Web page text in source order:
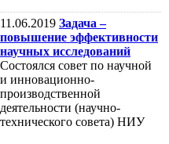
11.06.2019 Задача –
повышение эффективности
научных исследований
Состоялся совет по научной
и инновационно-
производственной
деятельности (научно-
технического совета) НИУ